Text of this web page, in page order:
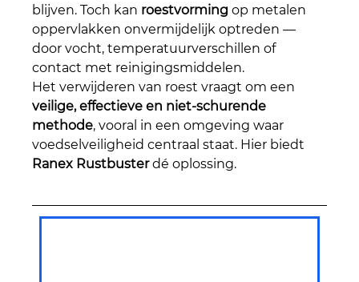
blijven. Toch kan roestvorming op metalen
oppervlakken onvermijdelijk optreden —
door vocht, temperatuurverschillen of
contact met reinigingsmiddelen.
Het verwijderen van roest vraagt om een
veilige, effectieve en niet-schurende
methode, vooral in een omgeving waar
voedselveiligheid centraal staat. Hier biedt
Ranex Rustbuster dé oplossing.